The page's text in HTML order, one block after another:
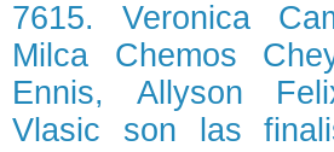
7615. Veronica
Milca Chemos
Ennis, Allyson
Vlasic son las